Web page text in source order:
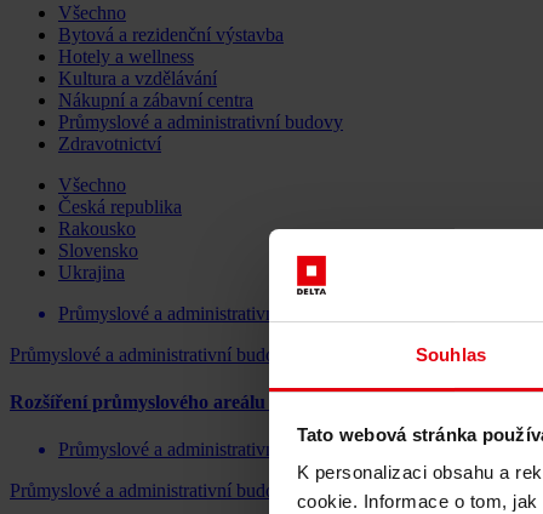
Souhlas
Tato webová stránka
K personalizaci obsahu a
cookie. Informace o tom,
Všechno
Bytová a rezidenční výstavba
Hotely a wellness
Kultura a vzdělávání
Nákupní a zábavní centra
Průmyslové a administrativní budovy
Zdravotnictví
Všechno
Česká republika
Rakousko
Slovensko
Ukrajina
Průmyslové a administrativní budovy
Průmyslové a administrativní budovy
Rozšíření průmyslového areálu MANN+HUMMEL, Uherský
Průmyslové a administrativní budovy
Průmyslové a administrativní budovy